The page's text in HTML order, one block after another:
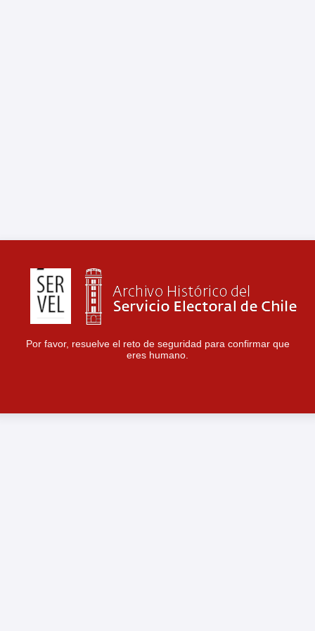
Por favor, resuelve el reto de seguridad para confirmar que
eres humano.